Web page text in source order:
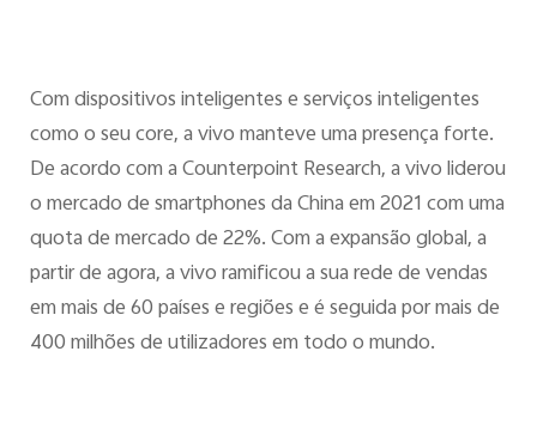
Com dispositivos inteligentes e serviços inteligentes
como o seu core, a vivo manteve uma presença forte.
De acordo com a Counterpoint Research, a vivo liderou
o mercado de smartphones da China em 2021 com uma
quota de mercado de 22%. Com a expansão global, a
partir de agora, a vivo ramificou a sua rede de vendas
em mais de 60 países e regiões e é seguida por mais de
400 milhões de utilizadores em todo o mundo.